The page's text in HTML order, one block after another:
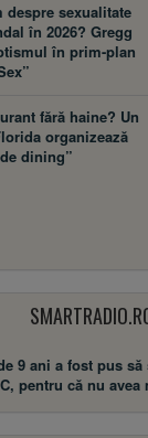
despre sexualitate
în 2026? Gregg
în prim-plan
fără haine? Un
organizează
dining”
9 ani a fost pus
pentru că nu avea